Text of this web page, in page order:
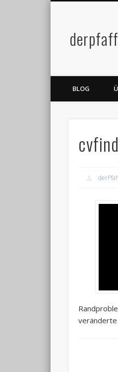
derpfaff
FacebookTwitter
BLOG